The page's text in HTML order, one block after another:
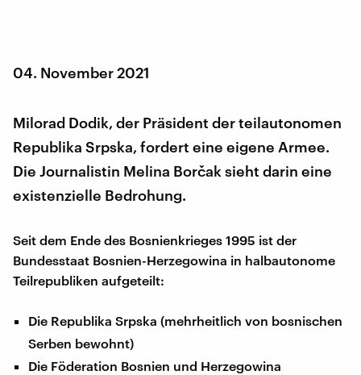
04. November 2021
Milorad Dodik, der Präsident der teilautonomen
Republika Srpska, fordert eine eigene Armee.
Die Journalistin Melina Borčak sieht darin eine
existenzielle Bedrohung.
Seit dem Ende des Bosnienkrieges 1995 ist der
Bundesstaat Bosnien-Herzegowina in halbautonome
Teilrepubliken aufgeteilt:
Die Republika Srpska (mehrheitlich von bosnischen
Serben bewohnt)
Die Föderation Bosnien und Herzegowina